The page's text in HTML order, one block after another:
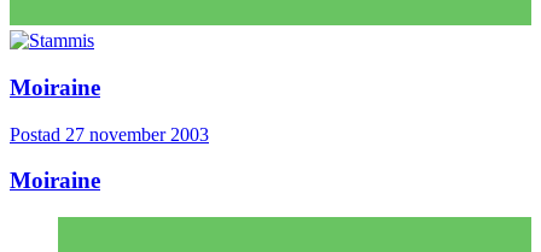
Moiraine
Postad 27 november 2003
Moiraine